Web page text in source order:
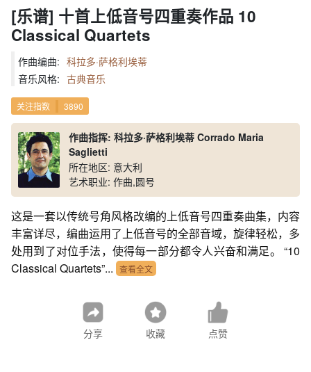
[乐谱] 十首上低音号四重奏作品 10
Classical Quartets
作曲编曲: 科拉多·萨格利埃蒂
音乐风格: 古典音乐
关注指数 3890
作曲指挥: 科拉多·萨格利埃蒂 Corrado Maria
Saglietti
所在地区: 意大利
艺术职业: 作曲,圆号
这是一套以传统号角风格改编的上低音号四重奏曲集，内容
丰富详尽，编曲运用了上低音号的全部音域，旋律轻松，多
处用到了对位手法，使得每一部分都令人兴奋和满足。 “10
Classical Quartets”... 查看全文
分享 收藏 点赞